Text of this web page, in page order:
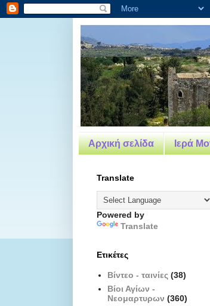
Αρχική σελίδα Ιερά
Translate
Powered by
Translate
Ετικέτες
Βίντεο - ταινίες (38)
Βίοι Αγίων -
Νεομαρτυρων (360)